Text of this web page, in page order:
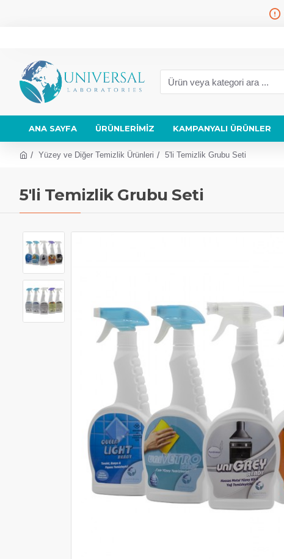
ANA SAYFA ÜRÜNLERIMIZ KAMPANYALI ÜRÜNLER
Yüzey ve Diğer Temizlik Ürünleri 5'li Temizlik Grubu Seti
5'li Temizlik Grubu Seti